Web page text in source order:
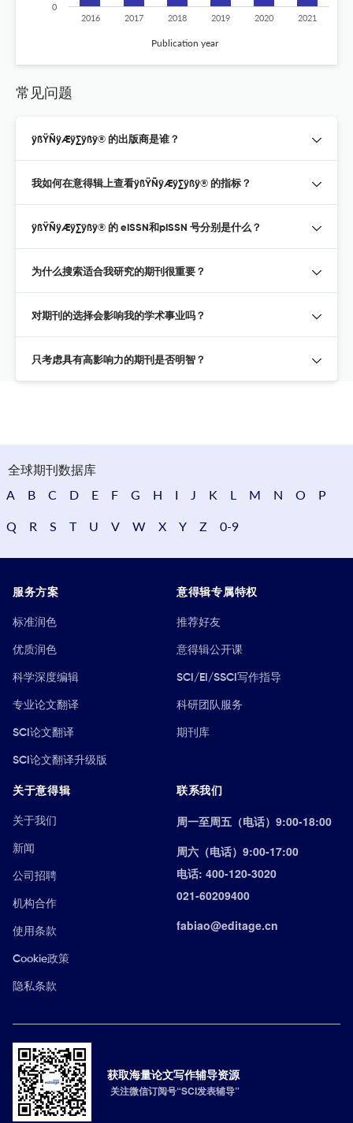
Publication year
2016 2017 2018 2019 2020 2021
0
常见问题
ÿßŸÑÿÆÿ∑ÿßÿ® 的出版商是谁？
我如何在意得辑上查看ÿßŸÑÿÆÿ∑ÿßÿ® 的指标？
ÿßŸÑÿÆÿ∑ÿßÿ® 的 eISSN和pISSN 号分别是什么？
为什么搜索适合我研究的期刊很重要？
对期刊的选择会影响我的学术事业吗？
只考虑具有高影响力的期刊是否明智？
全球期刊数据库
A
B C D E F G H I J K L M N O P
Q R S T U V W X Y Z 0-9